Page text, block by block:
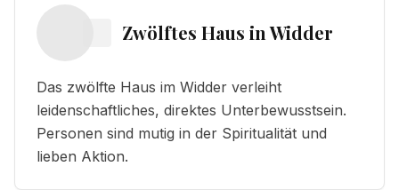
Zwölftes Haus in Widder
Das zwölfte Haus im Widder verleiht
leidenschaftliches, direktes Unterbewusstsein.
Personen sind mutig in der Spiritualität und
lieben Aktion.